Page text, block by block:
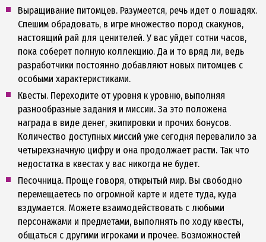
Выращивание питомцев. Разумеется, речь идет о лошадях.
Спешим обрадовать, в игре множество пород скакунов,
настоящий рай для ценителей. У вас уйдет сотни часов,
пока соберет полную коллекцию. Да и то вряд ли, ведь
разработчики постоянно добавляют новых питомцев с
особыми характеристиками.
Квесты. Переходите от уровня к уровню, выполняя
разнообразные задания и миссии. За это положена
награда в виде денег, экипировки и прочих бонусов.
Количество доступных миссий уже сегодня перевалило за
четырехзначную цифру и она продолжает расти. Так что
недостатка в квестах у вас никогда не будет.
Песочница. Проще говоря, открытый мир. Вы свободно
перемещаетесь по огромной карте и идете туда, куда
вздумается. Можете взаимодействовать с любыми
персонажами и предметами, выполнять по ходу квесты,
общаться с другими игроками и прочее. Возможностей